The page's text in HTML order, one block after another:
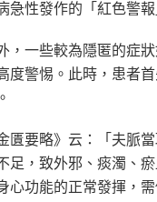
急性發作的「紅色警報
，一些較為隱匿的症
度警惕。此時，患者
金匱要略》云：「夫脈
足，致外邪、痰濁、
心功能的正常發揮，